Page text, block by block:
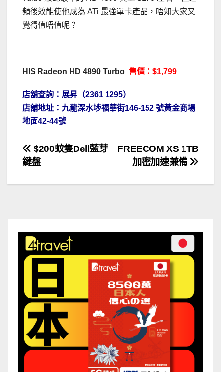
頻後效能使他成為 ATi 最強單卡產品，唔知大家又
覺得值唔值呢？
HIS Radeon HD 4890 Turbo 售價：$1,799
店舖查詢：展昇（2361 1295）
店舖地址：九龍深水埗福華街146-152 號黃金商場
地面42-44號
文
章
FREECOM XS 1TB
加密加速兼備
$200蚊隻Dell藍芽
鍵盤